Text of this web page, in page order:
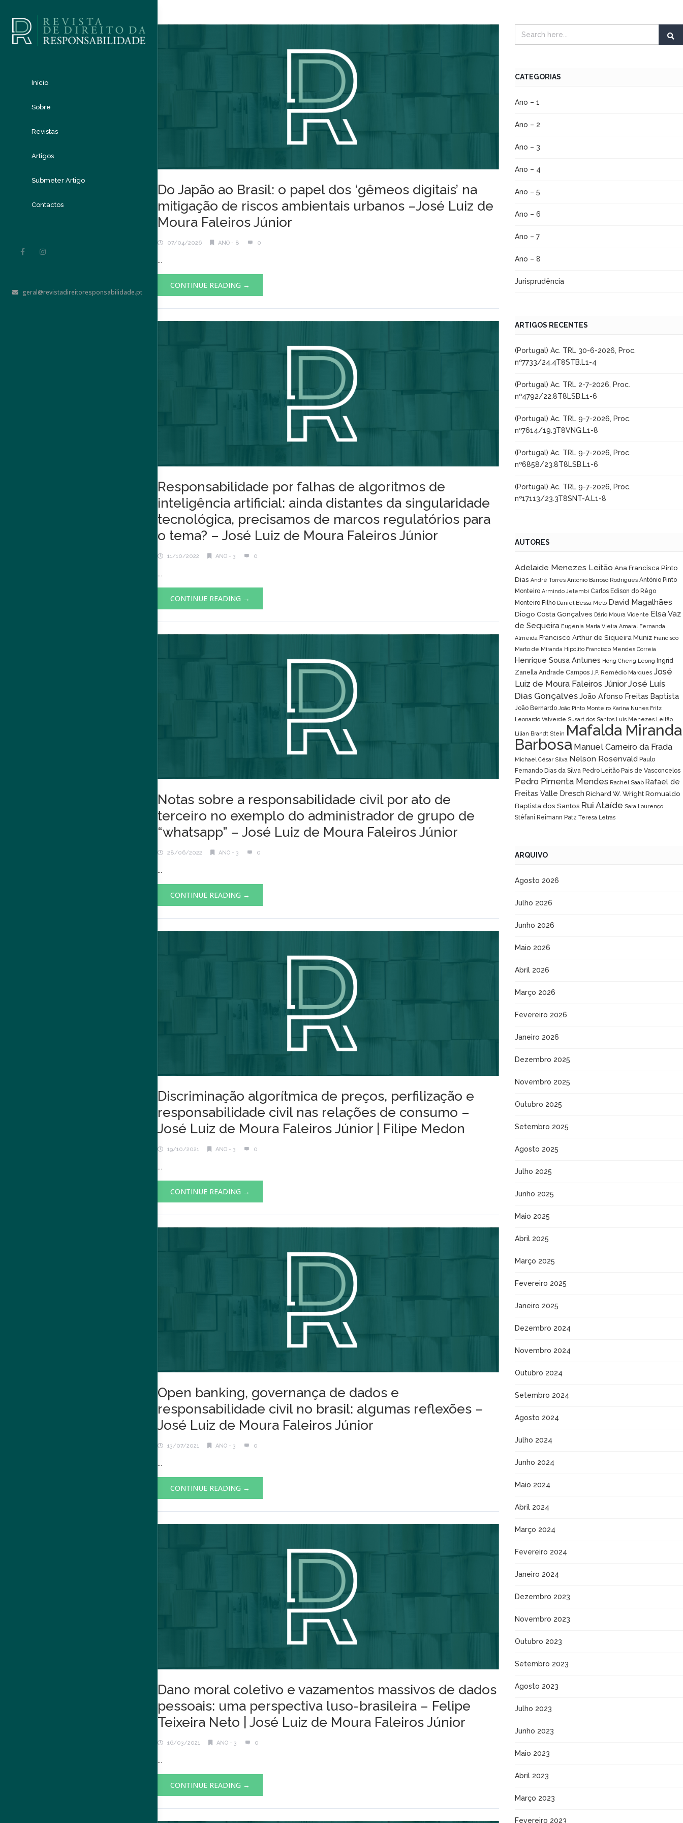
Início
Sobre
Revistas
Artigos
Submeter Artigo
Contactos
geral@revistadireitoresponsabilidade.pt
Do Japão ao Brasil: o papel dos ‘gêmeos digitais’ na
mitigação de riscos ambientais urbanos –José Luiz de
Moura Faleiros Júnior
07/04/2026 ANO - 8 0
...
CONTINUE READING →
Responsabilidade por falhas de algoritmos de
inteligência artificial: ainda distantes da singularidade
tecnológica, precisamos de marcos regulatórios para
o tema? – José Luiz de Moura Faleiros Júnior
11/10/2022 ANO - 3 0
...
CONTINUE READING →
Notas sobre a responsabilidade civil por ato de
terceiro no exemplo do administrador de grupo de
“whatsapp” – José Luiz de Moura Faleiros Júnior
28/06/2022 ANO - 3 0
...
CONTINUE READING →
Discriminação algorítmica de preços, perfilização e
responsabilidade civil nas relações de consumo –
José Luiz de Moura Faleiros Júnior | Filipe Medon
19/10/2021 ANO - 3 0
...
CONTINUE READING →
Open banking, governança de dados e
responsabilidade civil no brasil: algumas reflexões –
José Luiz de Moura Faleiros Júnior
13/07/2021 ANO - 3 0
...
CONTINUE READING →
Dano moral coletivo e vazamentos massivos de dados
pessoais: uma perspectiva luso-brasileira – Felipe
Teixeira Neto | José Luiz de Moura Faleiros Júnior
16/03/2021 ANO - 3 0
...
CONTINUE READING →
CATEGORIAS
Ano – 1
Ano – 2
Ano – 3
Ano – 4
Ano – 5
Ano – 6
Ano – 7
Ano – 8
Jurisprudência
ARTIGOS RECENTES
(Portugal) Ac. TRL 30-6-2026, Proc.
nº7733/24.4T8STB.L1-4
(Portugal) Ac. TRL 2-7-2026, Proc.
nº4792/22.8T8LSB.L1-6
(Portugal) Ac. TRL 9-7-2026, Proc.
nº7614/19.3T8VNG.L1-8
(Portugal) Ac. TRL 9-7-2026, Proc.
nº6858/23.8T8LSB.L1-6
(Portugal) Ac. TRL 9-7-2026, Proc.
nº17113/23.3T8SNT-A.L1-8
AUTORES
Adelaide Menezes Leitão Ana Francisca Pinto
Dias André Torres António Barroso Rodrigues António Pinto
Monteiro Armindo Jelembi Carlos Edison do Rêgo
Monteiro Filho Daniel Bessa Melo David Magalhães
Diogo Costa Gonçalves Dário Moura Vicente Elsa Vaz
de Sequeira Eugénia Maria Vieira Amaral Fernanda
Almeida Francisco Arthur de Siqueira Muniz Francisco
Marto de Miranda Hipólito Francisco Mendes Correia
Henrique Sousa Antunes Hong Cheng Leong Ingrid
Zanella Andrade Campos J.P. Remédio Marques José
Luiz de Moura Faleiros JúniorJosé Luís
Dias GonçalvesJoão Afonso Freitas Baptista
João Bernardo João Pinto Monteiro Karina Nunes Fritz
Leonardo Valverde Susart dos Santos Luís Menezes Leitão
Lílian Brandt Stein Mafalda Miranda
Barbosa Manuel Carneiro da Frada
Michael César Silva Nelson Rosenvald Paulo
Fernando Dias da Silva Pedro Leitão Pais de Vasconcelos
Pedro Pimenta Mendes Rachel Saab Rafael de
Freitas Valle Dresch Richard W. WrightRomualdo
Baptista dos Santos Rui Ataíde Sara Lourenço
Stéfani Reimann Patz Teresa Letras
ARQUIVO
Agosto 2026
Julho 2026
Junho 2026
Maio 2026
Abril 2026
Março 2026
Fevereiro 2026
Janeiro 2026
Dezembro 2025
Novembro 2025
Outubro 2025
Setembro 2025
Agosto 2025
Julho 2025
Junho 2025
Maio 2025
Abril 2025
Março 2025
Fevereiro 2025
Janeiro 2025
Dezembro 2024
Novembro 2024
Outubro 2024
Setembro 2024
Agosto 2024
Julho 2024
Junho 2024
Maio 2024
Abril 2024
Março 2024
Fevereiro 2024
Janeiro 2024
Dezembro 2023
Novembro 2023
Outubro 2023
Setembro 2023
Agosto 2023
Julho 2023
Junho 2023
Maio 2023
Abril 2023
Março 2023
Fevereiro 2023